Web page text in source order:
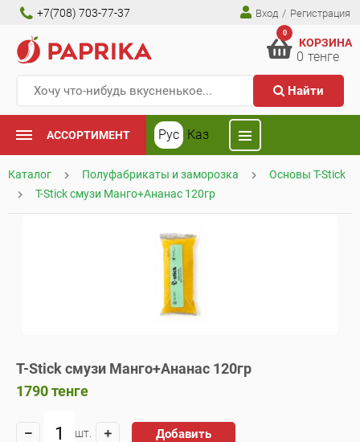
+7(708) 703-77-37 Вход / Регистрация
Найти
0
КОРЗИНА
0 тенге
АССОРТИМЕНТ Рус Каз
Каталог Полуфабрикаты и заморозка
Основы T-Stick
T-Stick смузи Манго+Ананас 120гр
T-Stick смузи Манго+Ананас 120гр
1790тенге
шт. Добавить